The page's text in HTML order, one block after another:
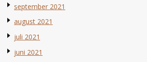
september 2021
august 2021
juli 2021
juni 2021